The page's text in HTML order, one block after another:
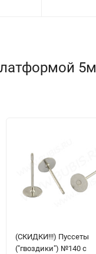
(СКИДКИ!!!) Пуссеты
("гвоздики") №140 с